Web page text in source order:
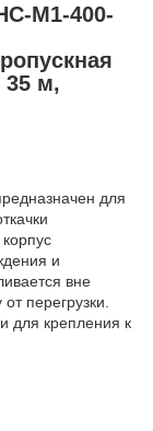
М1-400-
35 м,
для
и
вне
перегрузки.
для крепления к